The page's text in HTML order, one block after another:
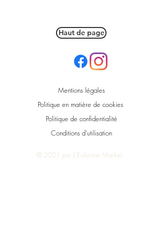
Haut de page
Mentions légales
Politique en matière de cookies
Politique de confidentialité
Conditions d'utilisation
© 2021 par L'Eolienne Market.